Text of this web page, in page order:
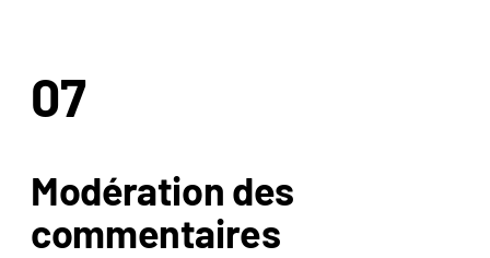
07
Modération des
commentaires